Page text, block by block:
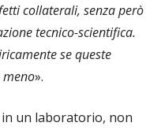
collaterali, senza però
tecnico-scientifica.
se queste
».
un laboratorio, non